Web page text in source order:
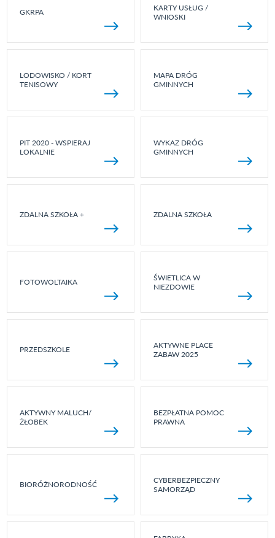
GKRPA
KARTY USŁUG /
WNIOSKI
LODOWISKO / KORT
TENISOWY
MAPA DRÓG
GMINNYCH
PIT 2020 - WSPIERAJ
LOKALNIE
WYKAZ DRÓG
GMINNYCH
ZDALNA SZKOŁA + ZDALNA SZKOŁA
FOTOWOLTAIKA
ŚWIETLICA W
NIEZDOWIE
PRZEDSZKOLE
AKTYWNE PLACE
ZABAW 2025
AKTYWNY MALUCH/
ŻŁOBEK
BEZPŁATNA POMOC
PRAWNA
BIORÓŻNORODNOŚĆ
CYBERBEZPIECZNY
SAMORZĄD